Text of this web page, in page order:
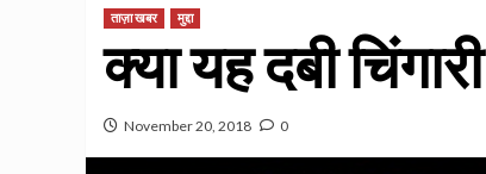
ताज़ा खबर मुद्दा
क्या यह दबी
November 20, 2018 0